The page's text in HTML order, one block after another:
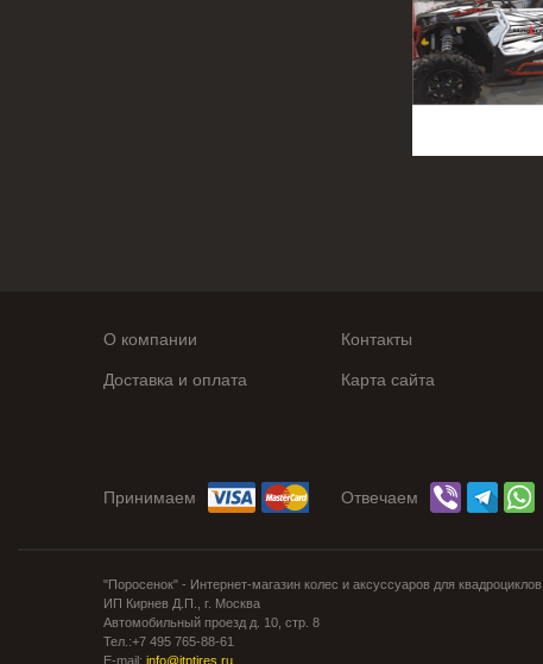
О компании Контакты
Доставка и оплата Карта сайта
Принимаем Отвечаем
"Поросенок" - Интернет-магазин колес и аксуссуаров для квадроциклов.
ИП Кирнев Д.П., г. Москва
Автомобильный проезд д. 10, стр. 8
Тел.:+7 495 765-88-61
E-mail: info@itptires.ru